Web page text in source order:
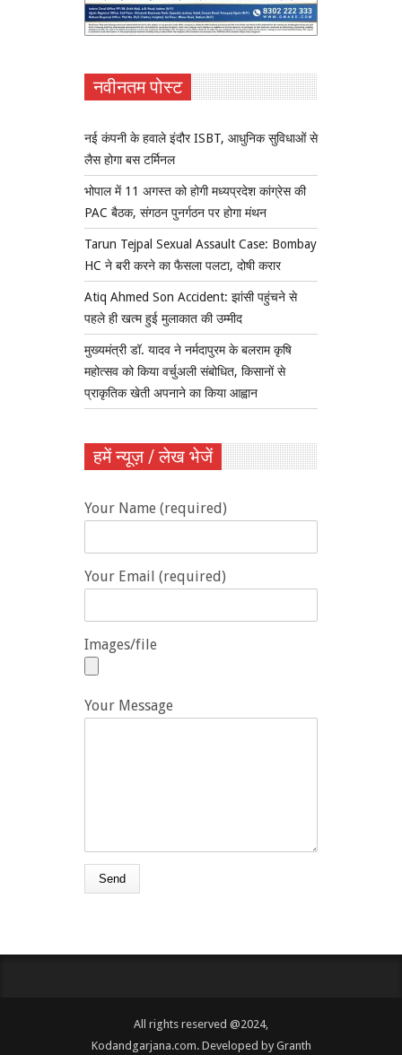
नवीनतम पोस्ट
नई कंपनी के हवाले इंदौर ISBT, आधुनिक सुविधाओं से
लैस होगा बस टर्मिनल
भोपाल में 11 अगस्त को होगी मध्यप्रदेश कांग्रेस की
PAC बैठक, संगठन पुनर्गठन पर होगा मंथन
Tarun Tejpal Sexual Assault Case: Bombay
HC ने बरी करने का फैसला पलटा, दोषी करार
Atiq Ahmed Son Accident: झांसी पहुंचने से
पहले ही खत्म हुई मुलाकात की उम्मीद
मुख्यमंत्री डॉ. यादव ने नर्मदापुरम के बलराम कृषि
महोत्सव को किया वर्चुअली संबोधित, किसानों से
प्राकृतिक खेती अपनाने का किया आह्वान
हमें न्यूज़ / लेख भेजें
Your Name (required)
Your Email (required)
Images/file
Your Message
All rights reserved @2024,
Kodandgarjana.com. Developed by Granth